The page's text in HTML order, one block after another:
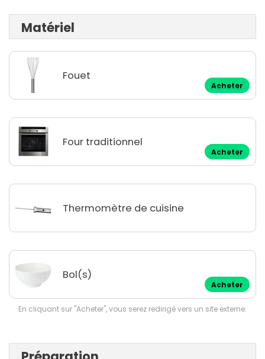
Matériel
Fouet
Acheter
Four traditionnel
Acheter
Thermomètre de cuisine
Bol(s)
Acheter
En cliquant sur "Acheter", vous serez redirigé vers un site externe.